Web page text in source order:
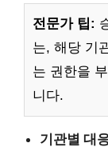
전문가 팁:
는, 해당 기
는 권한을
니다.
기관별 대